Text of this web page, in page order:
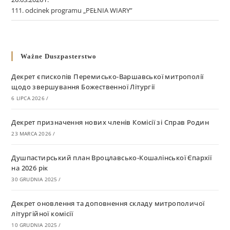
111. odcinek programu „PEŁNIA WIARY”
Ważne Duszpasterstwo
Декрет єпископів Перемисько-Варшавської митрополії
щодо звершування Божественної Літургії
6 LIPCA 2026 /
Декрет призначення нових членів Комісії зі Справ Родин
23 MARCA 2026 /
Душпастирський план Вроцлавсько-Кошалінської Єпархії
на 2026 рік
30 GRUDNIA 2025 /
Декрет оновлення та доповнення складу митрополичої
літургійної комісії
10 GRUDNIA 2025 /